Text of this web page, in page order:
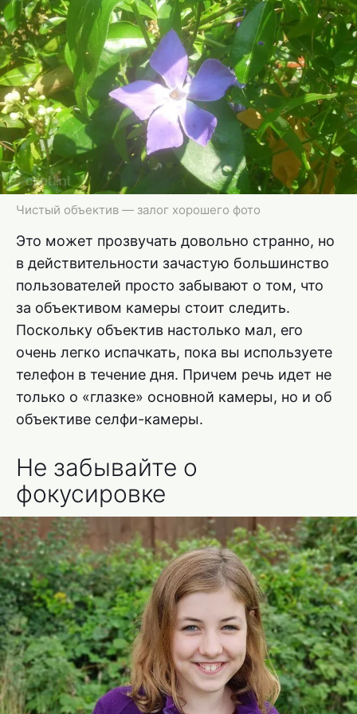
Чистый объектив — залог хорошего фото
Это может прозвучать довольно странно, но
в действительности зачастую большинство
пользователей просто забывают о том, что
за объективом камеры стоит следить.
Поскольку объектив настолько мал, его
очень легко испачкать, пока вы используете
телефон в течение дня. Причем речь идет не
только о «глазке» основной камеры, но и об
объективе селфи-камеры.
Не забывайте о
фокусировке